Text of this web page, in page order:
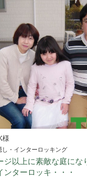
様
・インターロッキング
ジ以上に素敵な庭に
ンターロッキ・・・